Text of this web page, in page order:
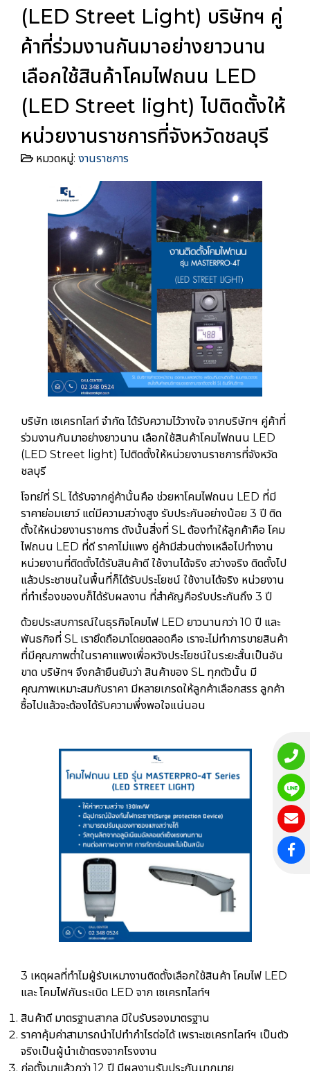
(LED Street Light) บริษัทฯ คู่
ค้าที่ร่วมงานกันมาอย่างยาวนาน
เลือกใช้สินค้าโคมไฟถนน LED
(LED Street light) ไปติดตั้งให้
หน่วยงานราชการที่จังหวัดชลบุรี
หมวดหมู่: งานราชการ
บริษัท เซเครทไลท์ จำกัด ได้รับความไว้วางใจ จากบริษัทฯ คู่ค้าที่
ร่วมงานกันมาอย่างยาวนาน เลือกใช้สินค้าโคมไฟถนน LED
(LED Street light) ไปติดตั้งให้หน่วยงานราชการที่จังหวัด
ชลบุรี
โจทย์ที่ SL ได้รับจากคู่ค้านั้นคือ ช่วยหาโคมไฟถนน LED ที่มี
ราคาย่อมเยาว์ แต่มีความสว่างสูง รับประกันอย่างน้อย 3 ปี ติด
ตั้งให้หน่วยงานราชการ ดังนั้นสิ่งที่ SL ต้องทำให้ลูกค้าคือ โคม
ไฟถนน LED ที่ดี ราคาไม่แพง คู่ค้ามีส่วนต่างเหลือไปทำงาน
หน่วยงานที่ติดตั้งได้รับสินค้าดี ใช้งานได้จริง สว่างจริง ติดตั้งไป
แล้วประชาชนในพื้นที่ก็ได้รับประโยชน์ ใช้งานได้จริง หน่วยงาน
ที่ทำเรื่องของบก็ได้รับผลงาน ที่สำคัญคือรับประกันถึง 3 ปี
ด้วยประสบการณ์ในธุรกิจโคมไฟ LED ยาวนานกว่า 10 ปี และ
พันธกิจที่ SL เรายึดถือมาโดยตลอดคือ เราจะไม่ทำการขายสินค้า
ที่มีคุณภาพต่ำในราคาแพงเพื่อหวังประโยชน์ในระยะสั้นเป็นอัน
ขาด บริษัทฯ จึงกล้ายืนยันว่า สินค้าของ SL ทุกตัวนั้น มี
คุณภาพเหมาะสมกับราคา มีหลายเกรดให้ลูกค้าเลือกสรร ลูกค้า
ซื้อไปแล้วจะต้องได้รับความพึ่งพอใจแน่นอน
3 เหตุผลที่ทำไมผู้รับเหมางานติดตั้งเลือกใช้สินค้า โคมไฟ LED
และ โคมไฟกันระเบิด LED จาก เซเครทไลท์ฯ
สินค้าดี มาตรฐานสากล มีใบรับรองมาตรฐาน
ราคาคุ้มค่าสามารถนำไปทำกำไรต่อได้ เพราะเซเครทไลท์ฯ เป็นตัว
จริงเป็นผู้นำเข้าตรงจากโรงงาน
ก่อตั้งมาแล้วกว่า 12 ปี มีผลงานรับประกันมากมาย